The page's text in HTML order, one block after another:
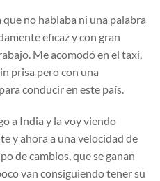
no hablaba ni una palabra
eficaz y con gran
Me acomodó en el taxi,
prisa pero con una
conducir en este país.
a India y la voy viendo
y ahora a una velocidad de
de cambios, que se ganan
van consiguiendo tener su